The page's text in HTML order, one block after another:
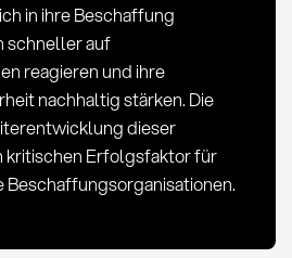
in ihre Beschaffung
schneller auf
reagieren und ihre
nachhaltig stärken. Die
dieser
kritischen Erfolgsfaktor für